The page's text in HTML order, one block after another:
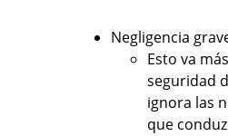
Negligencia
Esto va
seguridad
ignora las
que